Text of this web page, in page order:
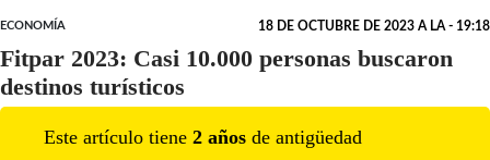
ECONOMÍA 18 DE OCTUBRE DE 2023 A LA - 19:18
Fitpar 2023: Casi 10.000 personas buscaron
destinos turísticos
Este artículo tiene 2 años de antigüedad